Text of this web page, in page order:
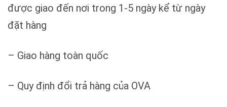
được giao đến nơi trong 1-5 ngày kể từ ngày
đặt hàng
– Giao hàng toàn quốc
– Quy định đổi trả hàng của OVA